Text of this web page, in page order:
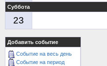
Суббота
23
Добавить событие
Событие на весь день
Событие на период